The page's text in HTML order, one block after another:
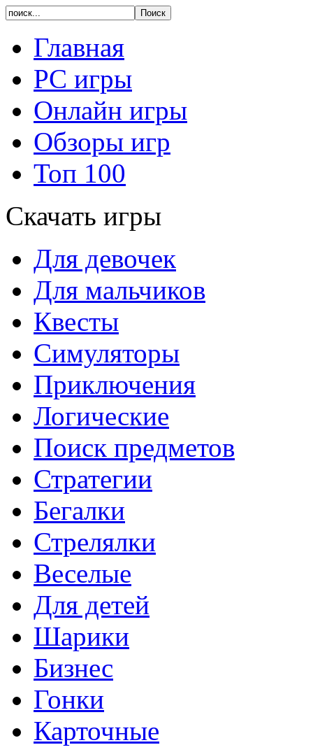
Главная
PC игры
Онлайн игры
Обзоры игр
Топ 100
Скачать игры
Для девочек
Для мальчиков
Квесты
Симуляторы
Приключения
Логические
Поиск предметов
Стратегии
Бегалки
Стрелялки
Веселые
Для детей
Шарики
Бизнес
Гонки
Карточные